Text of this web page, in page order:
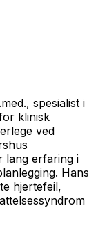
spesialist i
klinisk
ved
lang erfaring i
Hans
hjertefeil,